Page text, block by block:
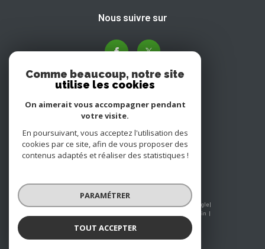
nous suivre sur
Adhérents
© 2026 | Tous droits réservés | Traduction powered by Google |
Admin
Comme beaucoup, notre site
utilise les cookies
On aimerait vous accompagner pendant
votre visite.
En poursuivant, vous acceptez l'utilisation des
cookies par ce site, afin de vous proposer des
contenus adaptés et réaliser des statistiques !
PARAMÉTRER
TOUT ACCEPTER